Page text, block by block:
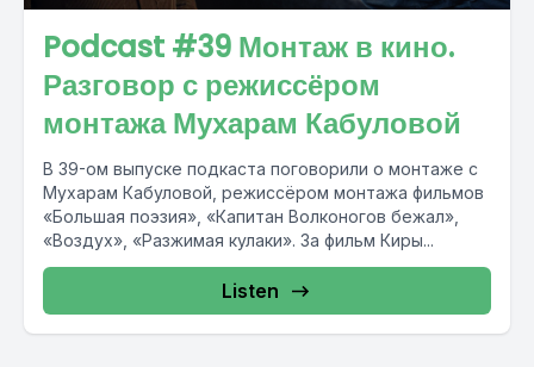
Podcast #39 Монтаж в кино.
Разговор с режиссёром
монтажа Мухарам Кабуловой
В 39-ом выпуске подкаста поговорили о монтаже с
Мухарам Кабуловой, режиссёром монтажа фильмов
«Большая поэзия», «Капитан Волконогов бежал»,
«Воздух», «Разжимая кулаки». За фильм Киры...
Listen